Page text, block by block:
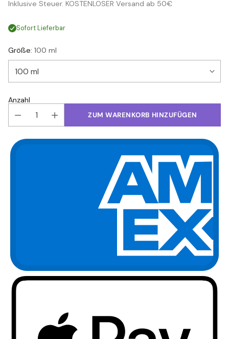
Inklusive Steuer. KOSTENLOSER Versand ab 50€
Sofort Lieferbar
Größe: 100 ml
Anzahl
ZUM WARENKORB HINZUFÜGEN